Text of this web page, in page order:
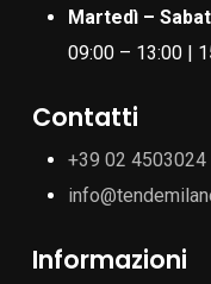
Martedì –
09:00 – 13:00 |
Contatti
+39 02 4503024
Informazioni